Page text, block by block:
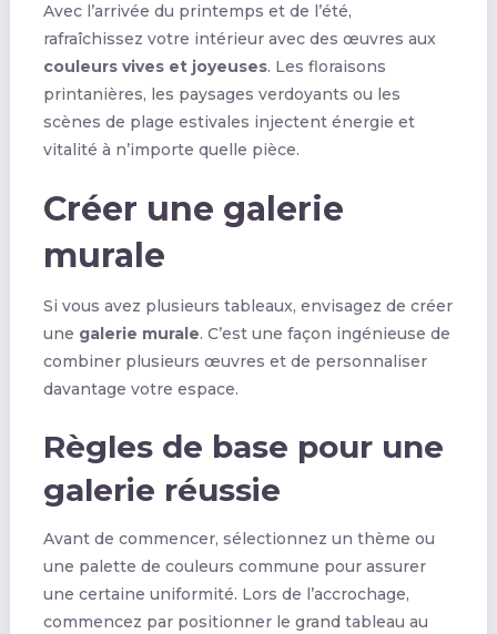
Avec l’arrivée du printemps et de l’été,
rafraîchissez votre intérieur avec des œuvres aux
couleurs vives et joyeuses. Les floraisons
printanières, les paysages verdoyants ou les
scènes de plage estivales injectent énergie et
vitalité à n’importe quelle pièce.
Créer une galerie
murale
Si vous avez plusieurs tableaux, envisagez de créer
une galerie murale. C’est une façon ingénieuse de
combiner plusieurs œuvres et de personnaliser
davantage votre espace.
Règles de base pour une
galerie réussie
Avant de commencer, sélectionnez un thème ou
une palette de couleurs commune pour assurer
une certaine uniformité. Lors de l’accrochage,
commencez par positionner le grand tableau au